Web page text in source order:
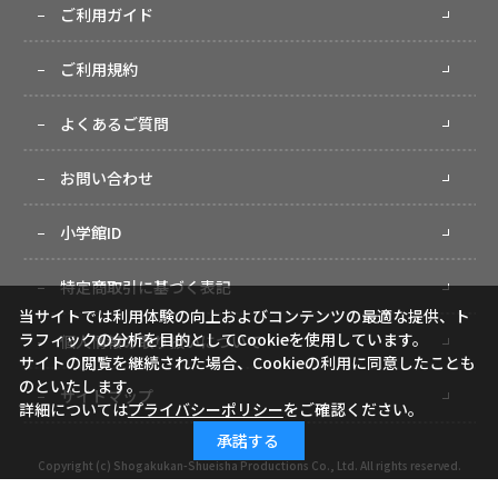
ご利用ガイド
ご利用規約
よくあるご質問
お問い合わせ
小学館ID
特定商取引に基づく表記
個人情報の取り扱いについて
サイトマップ
Copyright (c) Shogakukan-Shueisha Productions Co., Ltd. All rights reserved.
当サイトでは利用体験の向上およびコンテンツの最適な提供、ト
ラフィックの分析を目的としてCookieを使用しています。
サイトの閲覧を継続された場合、Cookieの利用に同意したことも
のといたします。
詳細についてはプライバシーポリシーをご確認ください。
承諾する